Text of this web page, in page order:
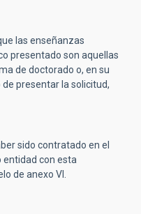
las enseñanzas
presentado son aquellas
de doctorado o, en su
presentar la solicitud,
sido contratado en el
entidad con esta
de anexo VI.